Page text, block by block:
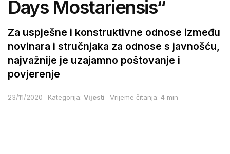
Days Mostariensis“
Za uspješne i konstruktivne odnose između
novinara i stručnjaka za odnose s javnošću,
najvažnije je uzajamno poštovanje i
povjerenje
23/11/2020 Kategorija: Vijesti Vrijeme čitanja: 4 min